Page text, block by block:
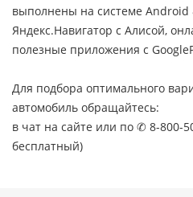
выполнены на системе Android
Яндекс.Навигатор с Алисой,
полезные приложения с
Для подбора оптимального
автомобиль обращайтесь:
в чат на сайте или по ✆ 8-800-
бесплатный)